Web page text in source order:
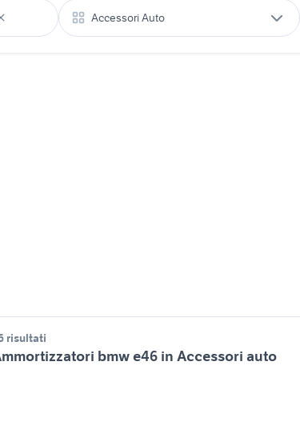
Accessori Auto
risultati
bmw e46 in Accessori auto